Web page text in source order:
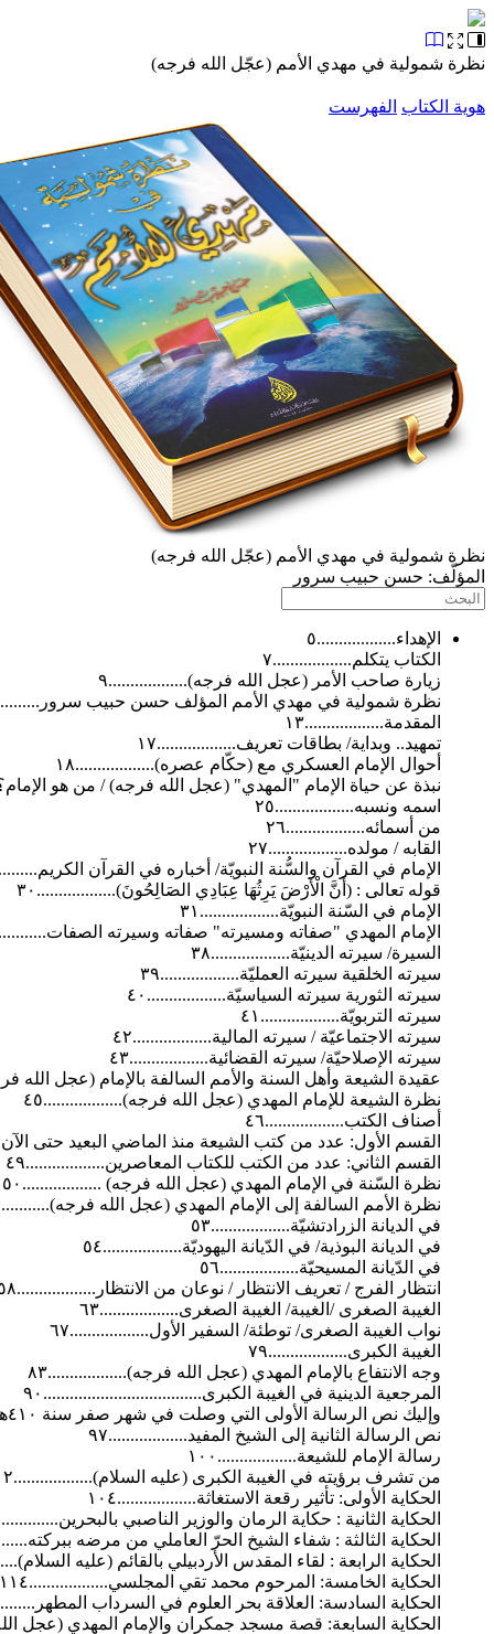
نظرة شمولية في مهدي الأمم (عجّل الله فرجه)
هوية الكتاب الفهرست
نظرة شمولية في مهدي الأمم (عجّل الله فرجه)
المؤلّف: حسن حبيب سرور
الإهداء..................٥
الكتاب يتكلم..................٧
زيارة صاحب الأمر (عجل الله فرجه)..................٩
نظرة شمولية في مهدي الأمم المؤلف حسن حبيب
المقدمة..................١٣
تمهيد.. وبداية/ بطاقات تعريف..................١٧
أحوال الإمام العسكري مع (حكّام عصره)..................١٨
نبذة عن حياة الإمام "المهدي" (عجل الله فرجه) / من هو
اسمه ونسبه..................٢٥
من أسمائه..................٢٦
القابه / مولده..................٢٧
الإمام في القرآن والسُّنة النبويّة/ أخباره في القرآن
قوله تعالى : (أَنَّ الْأَرْضَ يَرِثُهَا عِبَادِي الصَالِحُونَ)..................٣٠
الإمام في السّنة النبويّة..................٣١
الإمام المهدي "صفاته ومسيرته" صفاته وسيرته
السيرة/ سيرته الدينيّة..................٣٨
سيرته الخلقية سيرته العمليّة..................٣٩
سيرته الثورية سيرته السياسيّة..................٤٠
سيرته التربويّة..................٤١
سيرته الاجتماعيّة / سيرته المالية..................٤٢
سيرته الإصلاحيّة/ سيرته القضائية..................٤٣
عقيدة الشيعة وأهل السنة والأمم السالفة بالإمام (عجل الله
نظرة الشيعة للإمام المهدي (عجل الله فرجه)..................٤٥
أصناف الكتب..................٤٦
القسم الأول: عدد من كتب الشيعة منذ الماضي البعيد حتى
القسم الثاني: عدد من الكتب للكتاب المعاصرين..................٤٩
نظرة السّنة في الإمام المهدي (عجل الله فرجه) ..................٥٠
نظرة الأمم السالفة إلى الإمام المهدي (عجل الله
في الديانة الزرادتشيّة..................٥٣
في الديانة البوذية/ في الدّيانة اليهوديّة..................٥٤
في الدّيانة المسيحيّة..................٥٦
انتظار الفرج / تعريف الانتظار / نوعان من الانتظار..................٥٨
الغيبة الصغرى /الغيبة/ الغيبة الصغرى..................٦٣
نواب الغيبة الصغرى/ توطئة/ السفير الأول..................٦٧
الغيبة الكبرى..................٧٩
وجه الانتفاع بالإمام المهدي (عجل الله فرجه)..................٨٣
المرجعية الدينية في الغيبة الكبرى....................................٩٠
وإليك نص الرسالة الأولى التي وصلت في شهر صفر سنة ٤١٠هـ..................٩٤
نص الرسالة الثانية إلى الشيخ المفيد..................٩٧
رسالة الإمام للشيعة..................١٠٠
من تشرف برؤيته في الغيبة الكبرى (عليه السلام)..................١٠٢
الحكاية الأولى: تأثير رقعة الاستغاثة..................١٠٤
الحكاية الثانية : حكاية الرمان والوزير الناصبي
الحكاية الثالثة : شفاء الشيخ الحرّ العاملي من مرضه
الحكاية الرابعة : لقاء المقدس الأردبيلي بالقائم (عليه
الحكاية الخامسة: المرحوم محمد تقي المجلسي..................١١٤
الحكاية السادسة: العلاقة بحر العلوم في السرداب
الحكاية السابعة: قصة مسجد جمكران والإمام المهدي (عجل